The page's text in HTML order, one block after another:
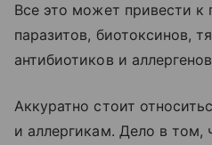
Все это может привести к
паразитов, биотоксинов,
антибиотиков и
Аккуратно стоит
и аллергикам. Дело в том,